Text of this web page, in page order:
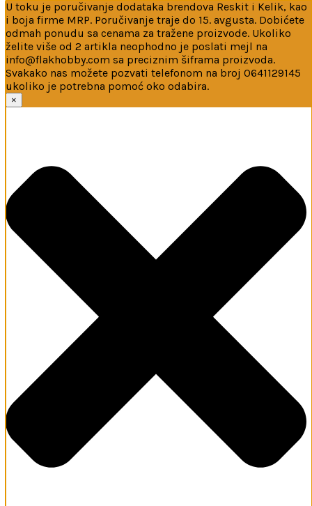
U toku je poručivanje dodataka brendova Reskit i Kelik, kao
i boja firme MRP. Poručivanje traje do 15. avgusta. Dobićete
odmah ponudu sa cenama za tražene proizvode. Ukoliko
želite više od 2 artikla neophodno je poslati mejl na
info@flakhobby.com sa preciznim šiframa proizvoda.
Svakako nas možete pozvati telefonom na broj 0641129145
ukoliko je potrebna pomoć oko odabira.
×
Ova web-stranica koristi kolačiće